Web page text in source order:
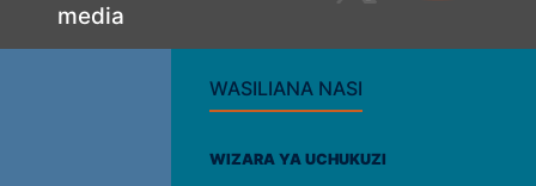
media
WASILIANA NASI
WIZARA YA UCHUKUZI